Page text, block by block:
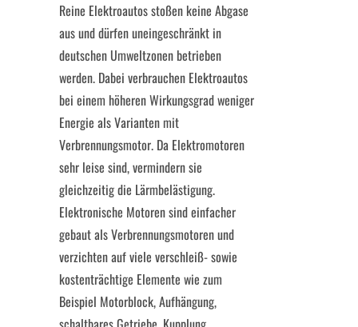
Reine Elektroautos stoßen keine Abgase
aus und dürfen uneingeschränkt in
deutschen Umweltzonen betrieben
werden. Dabei verbrauchen Elektroautos
bei einem höheren Wirkungsgrad weniger
Energie als Varianten mit
Verbrennungsmotor. Da Elektromotoren
sehr leise sind, vermindern sie
gleichzeitig die Lärmbelästigung.
Elektronische Motoren sind einfacher
gebaut als Verbrennungsmotoren und
verzichten auf viele verschleiß- sowie
kostenträchtige Elemente wie zum
Beispiel Motorblock, Aufhängung,